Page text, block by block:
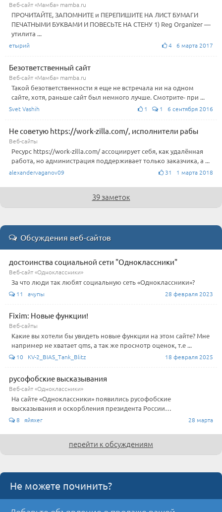
Веб-сайт «Мамба» mamba.ru
ПРОЧИТАЙТЕ, ЗАПОМНИТЕ и ПЕРЕПИШИТЕ НА ЛИСТ БУМАГИ
ПЕЧАТНЫМИ БУКВАМИ И ПОВЕСЬТЕ НА СТЕНУ 1) Reg Organizer —
утилита ...
етырий 4 6 марта 2017
Безответственный сайт
Веб-сайт «Мамба» mamba.ru
Такой безответственности я еще не встречала ни на одном
сайте, хотя, раньше сайт был немного лучше. Смотрите- при ...
Svet Vashih 1 1 6 сентября 2016
Не советую https://work-zilla.com/, исполнители рабы
Веб-сайты
Ресурс https://work-zilla.com/ ассоциирует себя, как удалённая
работа, но администрация поддерживает только заказчика, а ...
alexandervaganov09 31 1 марта 2018
39 заметок
Обсуждения веб-сайтов
достоинства социальной сети "Одноклассники"
Веб-сайт «Одноклассники»
За что люди так любят социальную сеть «Одноклассники»?
11 ачупы 28 февраля 2023
Fixim: Новые функции!
Веб-сайты
Какие вы хотели бы увидеть новые функции на этом сайте? Мне
например не хватает qms, а так же просмотр оценок, т.е ...
10 KV-2_BIAS_Tank_Blitz 18 февраля 2025
русофобские высказывания
Веб-сайт «Одноклассники»
На сайте «Одноклассники» появились русофобские
высказывания и оскорбления президента России…
8 яйяхег 28 марта
перейти к обсуждениям
Не можете починить?